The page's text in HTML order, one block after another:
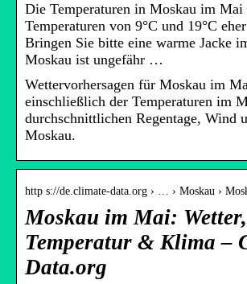
Die Temperaturen in Moskau im
Temperaturen von 9°C und 19°C
Bringen Sie bitte eine warme Jacke
Moskau ist ungefähr …
Wettervorhersagen für Moskau im
einschließlich der Temperaturen im
durchschnittlichen Regentage, Wind
Moskau.
http s://de.climate-data.org › … › Moskau ›
Moskau im Mai: Wetter,
Temperatur & Klima –
Data.org